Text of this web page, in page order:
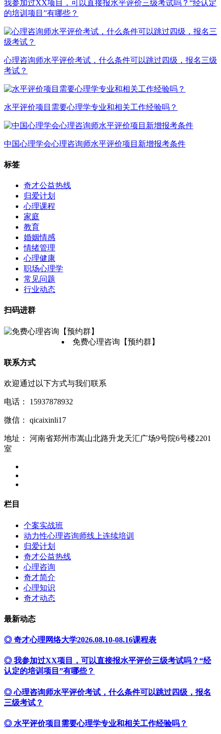
我参加过XX项目，可以直接报水平评价三级考试吗？“经认定
的培训项目”有哪些？
心理咨询师水平评价考试，什么条件可以跳过四级，报名三级
考试？
水平评价项目需要心理学专业和相关工作经验吗？
中国心理学会心理咨询师水平评价项目新增报考条件
标签
奇才公益热线
归爱计划
心理课程
家庭
教育
婚姻情感
情绪管理
心理健康
职场心理学
常见问题
行业动态
扫码进群
免费心理咨询【预约群】
联系方式
欢迎通过以下方式与我们联系
电话： 15937878932
微信： qicaixinli17
地址：
河南省郑州市嵩山北路升龙天汇广场9号院6号楼2201
室
栏目
个案实战班
动力性心理咨询师线上连续培训
归爱计划
奇才公益热线
心理咨询
奇才简介
心理知识
奇才动态
最新动态
◎ 奇才心理网络大学2026.08.10-08.16课程表
◎ 我参加过XX项目，可以直接报水平评价三级考试吗？“经
认定的培训项目”有哪些？
◎ 心理咨询师水平评价考试，什么条件可以跳过四级，报名
三级考试？
◎ 水平评价项目需要心理学专业和相关工作经验吗？